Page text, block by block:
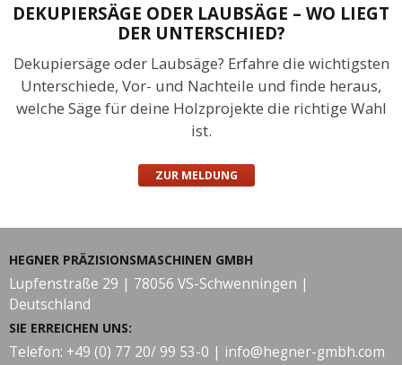
DEKUPIERSÄGE ODER LAUBSÄGE – WO LIEGT
DER UNTERSCHIED?
Dekupiersäge oder Laubsäge? Erfahre die wichtigsten
Unterschiede, Vor- und Nachteile und finde heraus,
welche Säge für deine Holzprojekte die richtige Wahl
ist.
ZUR MELDUNG
HEGNER PRÄZISIONSMASCHINEN GMBH
Lupfenstraße 29 | 78056 VS-Schwenningen |
Deutschland
SIE ERREICHEN UNS:
Telefon: +49 (0) 77 20/ 99 53-0 | info@hegner-gmbh.com